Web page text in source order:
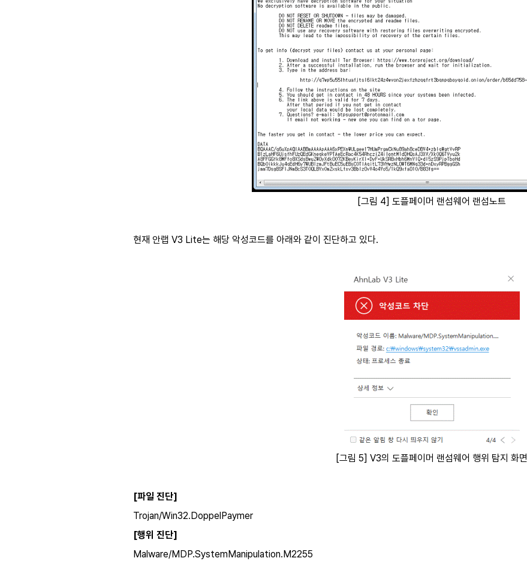
[그림 4] 도플페이머 랜섬웨어 랜섬노트
현재 안랩 V3 Lite는 해당 악성코드를 아래와 같이 진단하고 있다.
[그림 5] V3의 도플페이머 랜섬웨어 행위 탐지 화면
[파일 진단]
Trojan/Win32.DoppelPaymer
[행위 진단]
Malware/MDP.SystemManipulation.M2255